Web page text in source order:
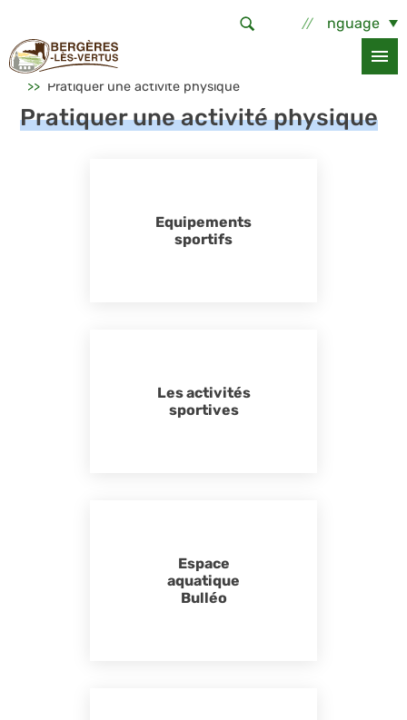
Select Language
Accueil
Sortir, bouger
Pratiquer une activité physique
Pratiquer une activité physique
Equipements
sportifs
Les activités
sportives
Espace
aquatique
Bulléo